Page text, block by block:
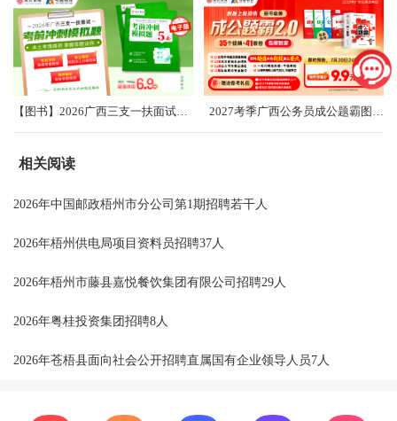
【图书】2026广西三支一扶面试考前冲刺卷（共5套）
相关阅读
2026年中国邮政梧州市分公司第1期招聘若干人
2026年梧州供电局项目资料员招聘37人
2026年梧州市藤县嘉悦餐饮集团有限公司招聘29人
2026年粤桂投资集团招聘8人
2026年苍梧县面向社会公开招聘直属国有企业领导人员7人